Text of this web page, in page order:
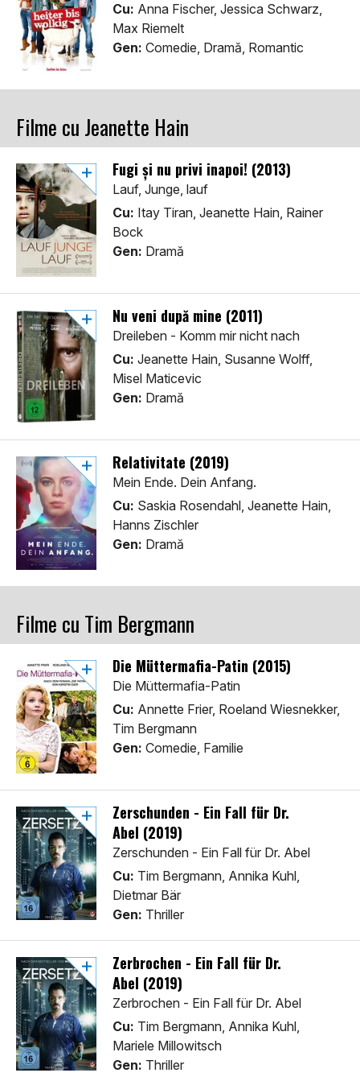
Cu: Anna Fischer, Jessica Schwarz,
Max Riemelt
Gen: Comedie, Dramă, Romantic
Filme cu Jeanette Hain
Fugi şi nu privi inapoi! (2013)
Lauf, Junge, lauf
Cu: Itay Tiran, Jeanette Hain, Rainer
Bock
Gen: Dramă
Nu veni după mine (2011)
Dreileben - Komm mir nicht nach
Cu: Jeanette Hain, Susanne Wolff,
Misel Maticevic
Gen: Dramă
Relativitate (2019)
Mein Ende. Dein Anfang.
Cu: Saskia Rosendahl, Jeanette Hain,
Hanns Zischler
Gen: Dramă
Filme cu Tim Bergmann
Die Müttermafia-Patin (2015)
Die Müttermafia-Patin
Cu: Annette Frier, Roeland Wiesnekker,
Tim Bergmann
Gen: Comedie, Familie
Zerschunden - Ein Fall für Dr.
Abel (2019)
Zerschunden - Ein Fall für Dr. Abel
Cu: Tim Bergmann, Annika Kuhl,
Dietmar Bär
Gen: Thriller
Zerbrochen - Ein Fall für Dr.
Abel (2019)
Zerbrochen - Ein Fall für Dr. Abel
Cu: Tim Bergmann, Annika Kuhl,
Mariele Millowitsch
Gen: Thriller